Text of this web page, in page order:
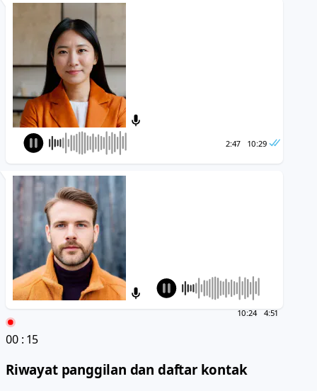
10:29
2:47
4:51
10:24
00 : 16
Riwayat panggilan dan daftar kontak